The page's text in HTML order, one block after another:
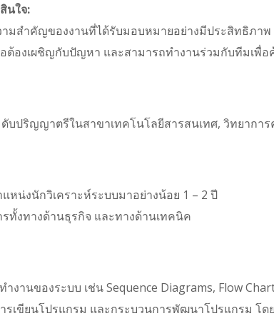
นใจ:
มสำคัญของงานที่ได้รับมอบหมายอย่างมีประสิทธิภาพ
อต้องเผชิญกับปัญหา และสามารถทำงานร่วมกับทีมเพื่
ดับปริญญาตรีในสาขาเทคโนโลยีสารสนเทศ, วิทยากา
หน่งนักวิเคราะห์ระบบมาอย่างน้อย 1 – 2 ปี
ทั้งทางด้านธุรกิจ และทางด้านเทคนิค
งานของระบบ เช่น Sequence Diagrams, Flow
เขียนโปรแกรม และกระบวนการพัฒนาโปรแกรม โ